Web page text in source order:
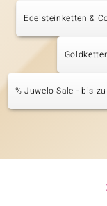
Edelsteinketten &
% Juwelo Sale - bis